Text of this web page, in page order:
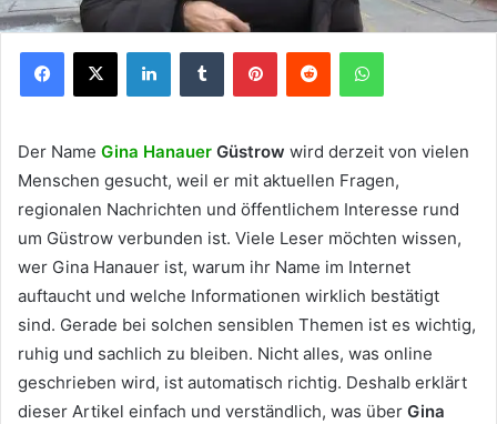
Facebook
X LinkedInTumblr PinterestReddit WhatsApp
Der Name Gina Hanauer Güstrow wird derzeit von vielen
Menschen gesucht, weil er mit aktuellen Fragen,
regionalen Nachrichten und öffentlichem Interesse rund
um Güstrow verbunden ist. Viele Leser möchten wissen,
wer Gina Hanauer ist, warum ihr Name im Internet
auftaucht und welche Informationen wirklich bestätigt
sind. Gerade bei solchen sensiblen Themen ist es wichtig,
ruhig und sachlich zu bleiben. Nicht alles, was online
geschrieben wird, ist automatisch richtig. Deshalb erklärt
dieser Artikel einfach und verständlich, was über Gina